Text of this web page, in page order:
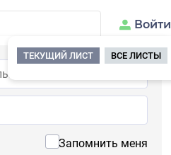
Войти
Запомнить меня
ТЕКУЩИЙ ЛИСТ
ВСЕ ЛИСТЫ